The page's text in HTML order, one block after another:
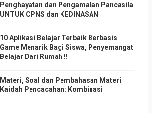
Penghayatan dan Pengamalan Pancasila
UNTUK CPNS dan KEDINASAN
10 Aplikasi Belajar Terbaik Berbasis
Game Menarik Bagi Siswa, Penyemangat
Belajar Dari Rumah !!
Materi, Soal dan Pembahasan Materi
Kaidah Pencacahan: Kombinasi